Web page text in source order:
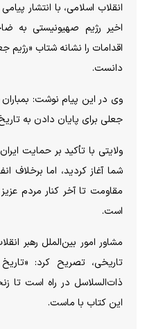
انقلاب اسلامی، با انتشار
اخیر رژیم صهیونیستی به
اقدامات را نشانه شتاب
دانست.
وی در این پیام نوشت:
جعلی برای پایان دادن به
ولایتی با تأکید بر حمایت
شما آغاز کردید، اما برخلاف
مقاومت تا آخر کنار مردم
است.
مشاور امور بین‌الملل رهبر
تاریخی، تصریح کرد:
ذات‌السلاسل در راه است تا
این کتاب با ماست.